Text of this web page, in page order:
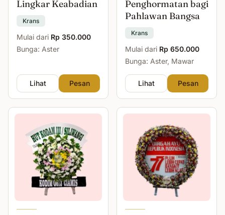
Lingkar Keabadian
Krans
Mulai dari Rp 350.000
Bunga: Aster
Lihat Pesan
Penghormatan bagi
Pahlawan Bangsa
Krans
Mulai dari Rp 650.000
Bunga: Aster, Mawar
Lihat Pesan